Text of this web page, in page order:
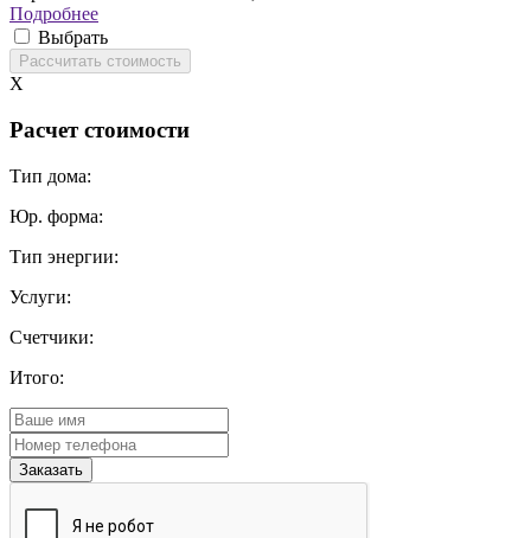
Подробнее
Выбрать
X
Расчет стоимости
Тип дома:
Юр. форма:
Тип энергии:
Услуги:
Счетчики:
Итого: